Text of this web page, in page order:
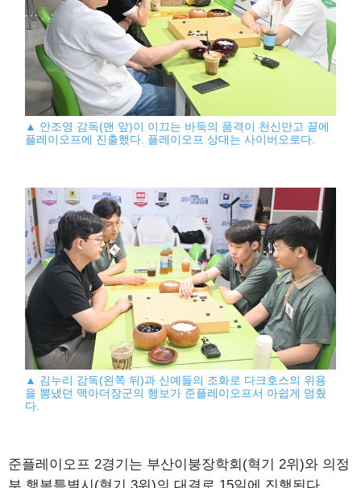
▲ 안조영 감독(맨 앞)이 이끄는 바둑의 품격이 천신만고 끝에
플레이오프에 진출했다. 플레이오프 상대는 사이버오로다.
▲ 김누리 감독(왼쪽 뒤)과 신예들의 조화로 다크호스의 위용
을 뽐냈던 맥아더장군의 행보가 준플레이오프서 아쉽게 멈췄
다.
준플레이오프 2경기는 부산이붕장학회(혁기 2위)와 의정